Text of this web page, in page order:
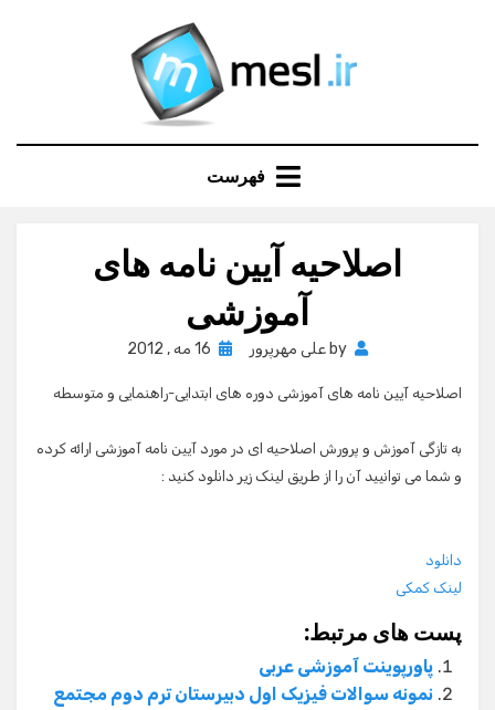
فهرست
اصلاحیه آیین نامه های
آموزشی
by علی مهرپرور
Posted
16 مه , 2012
اصلاحیه آیین نامه های آموزشی دوره های ابتدایی-راهنمایی و متوسطه
به تازگی آموزش و پرورش اصلاحیه ای در مورد آیین نامه آموزشی ارائه کرده
و شما می توانیید آن را از طریق لینک زیر دانلود کنید :
دانلود
لینک کمکی
پست های مرتبط:
پاورپوینت آموزشی عربی
نمونه سوالات فیزیک اول دبیرستان ترم دوم مجتمع